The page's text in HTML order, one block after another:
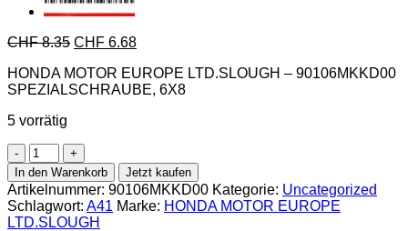
CHF8.35 CHF 6.68
HONDA MOTOR EUROPE LTD.SLOUGH – 90106MKKD00
SPEZIALSCHRAUBE, 6X8
5 vorrätig
Honda-
90106MKKD00
SPEZIALSCHRAUBE,
6X8
Menge
In den Warenkorb Jetzt kaufen
Artikelnummer: 90106MKKD00 Kategorie: Uncategorized
Schlagwort: A41 Marke: HONDA MOTOR EUROPE
LTD.SLOUGH